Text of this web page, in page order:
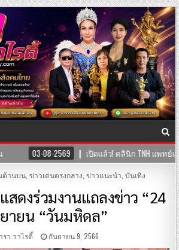
ทย พร้อมให้บริการสุขภาพแบบองค์รวม ผสานศาส
ด้านบน, ข่าวเด่นตรงกลาง ข่าวแนะนำ บันเทิง
สดงร่วมงานแถลงข่าว “24
ายน “วันมหิดล”
รา วาไรตี้ กันยายน 9, 2566